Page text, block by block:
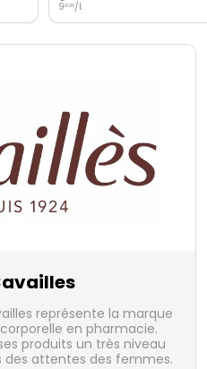
9€95/l.
représente la marque
en pharmacie.
produits un très niveau
attentes des femmes.